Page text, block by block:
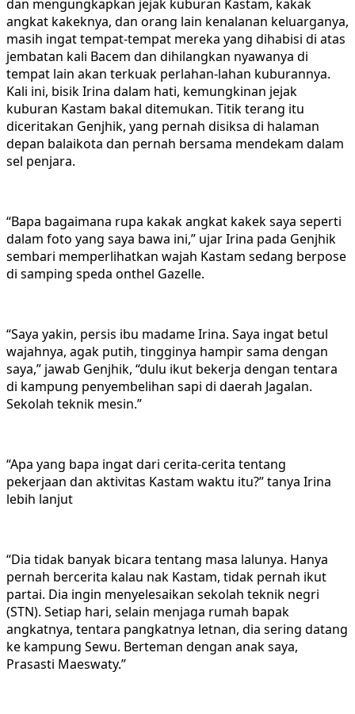
dan mengungkapkan jejak kuburan Kastam, kakak
angkat kakeknya, dan orang lain kenalanan keluarganya,
masih ingat tempat-tempat mereka yang dihabisi di atas
jembatan kali Bacem dan dihilangkan nyawanya di
tempat lain akan terkuak perlahan-lahan kuburannya.
Kali ini, bisik Irina dalam hati, kemungkinan jejak
kuburan Kastam bakal ditemukan. Titik terang itu
diceritakan Genjhik, yang pernah disiksa di halaman
depan balaikota dan pernah bersama mendekam dalam
sel penjara.
“Bapa bagaimana rupa kakak angkat kakek saya seperti
dalam foto yang saya bawa ini,” ujar Irina pada Genjhik
sembari memperlihatkan wajah Kastam sedang berpose
di samping speda onthel Gazelle.
“Saya yakin, persis ibu madame Irina. Saya ingat betul
wajahnya, agak putih, tingginya hampir sama dengan
saya,” jawab Genjhik, “dulu ikut bekerja dengan tentara
di kampung penyembelihan sapi di daerah Jagalan.
Sekolah teknik mesin.”
“Apa yang bapa ingat dari cerita-cerita tentang
pekerjaan dan aktivitas Kastam waktu itu?” tanya Irina
lebih lanjut
“Dia tidak banyak bicara tentang masa lalunya. Hanya
pernah bercerita kalau nak Kastam, tidak pernah ikut
partai. Dia ingin menyelesaikan sekolah teknik negri
(STN). Setiap hari, selain menjaga rumah bapak
angkatnya, tentara pangkatnya letnan, dia sering datang
ke kampung Sewu. Berteman dengan anak saya,
Prasasti Maeswaty.”